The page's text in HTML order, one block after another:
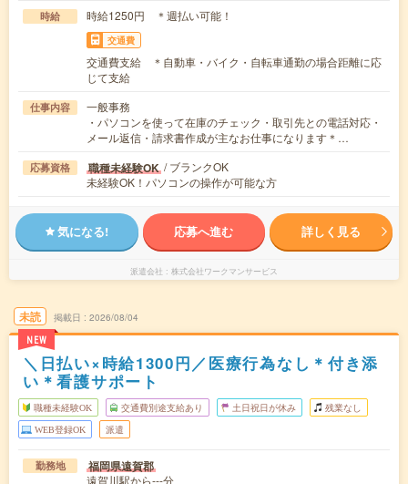
時給 時給1250円 ＊週払い可能！
交通費
交通費支給 ＊自動車・バイク・自転車通勤の場合距離に応
じて支給
仕事内容
一般事務
・パソコンを使って在庫のチェック・取引先との電話対応・
メール返信・請求書作成が主なお仕事になります＊…
応募資格 職種未経験OK / ブランクOK
未経験OK！パソコンの操作が可能な方
気になる! 応募へ進む 詳しく見る
派遣会社 株式会社ワークマンサービス
未読
NEW
掲載日 2026/08/04
＼日払い×時給1300円／医療行為なし＊付き添
い＊看護サポート
職種未経験OK 交通費別途支給あり 土日祝日が休み 残業なし
WEB登録OK 派遣
勤務地 福岡県遠賀郡
遠賀川駅から---分